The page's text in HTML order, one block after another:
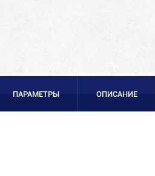
ПАРАМЕТРЫ ОПИСАНИЕ